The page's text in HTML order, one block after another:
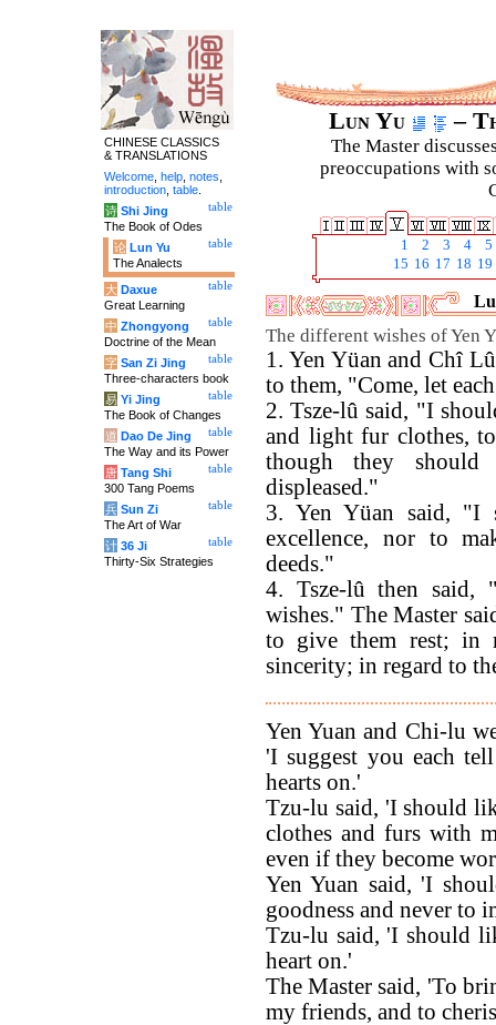
Lun Yu –
The Master
preoccupations with
1 2 3 4
5
15 16 17 18 19
The different wishes of Yen
1. Yen Yüan and Chî
to them, "Come, let
2. Tsze-lû said, "I
and light fur clothes,
though they
displeased."
3. Yen Yüan said,
excellence, nor to
deeds."
4. Tsze-lû then
wishes." The Master
to give them rest; in
sincerity; in regard to
Yen Yuan and Chi-lu
'I suggest you each
hearts on.'
Tzu-lu said, 'I should
clothes and furs with
even if they become
Yen Yuan said, 'I
goodness and never to
Tzu-lu said, 'I should
heart on.'
The Master said, 'To
my friends, and to
CHINESE CLASSICS
& TRANSLATIONS
Welcome help notes
introduction table
table
诗 Shi Jing
The Book of Odes
table
论 Lun Yu
The Analects
table
大 Daxue
Great Learning
table
中 Zhongyong
Doctrine of the Mean
table
字 San Zi Jing
Three-characters book
table
易 Yi Jing
The Book of Changes
table
道 Dao De Jing
The Way and its Power
table
唐 Tang Shi
300 Tang Poems
table
兵 Sun Zi
The Art of War
table
计 36 Ji
Thirty-Six Strategies